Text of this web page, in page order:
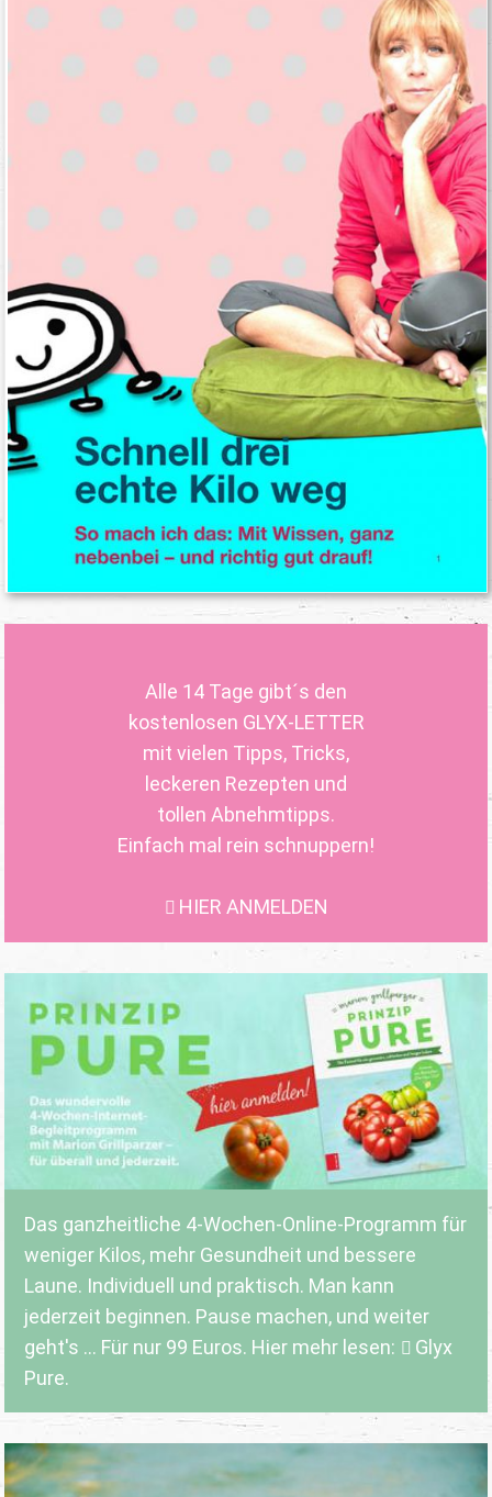
Alle 14 Tage gibt´s den
kostenlosen GLYX-LETTER
mit vielen Tipps, Tricks,
leckeren Rezepten und
tollen Abnehmtipps.
Einfach mal rein schnuppern!
HIER ANMELDEN
Das ganzheitliche 4-Wochen-Online-Programm für
weniger Kilos, mehr Gesundheit und bessere
Laune. Individuell und praktisch. Man kann
jederzeit beginnen. Pause machen, und weiter
geht's ... Für nur 99 Euros. Hier mehr lesen:
Glyx
Pure.